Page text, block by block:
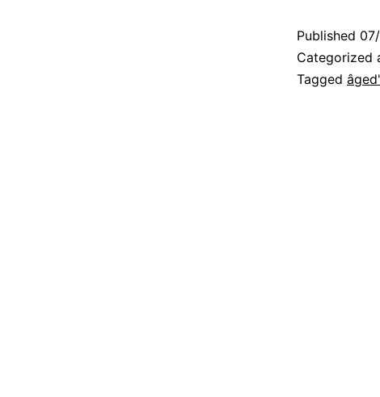
Published
Categorized
Tagged